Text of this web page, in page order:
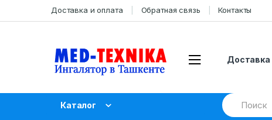
to
to
Доставка и оплата Обратная связь Контакты
Доставка
Каталог
Search
for: